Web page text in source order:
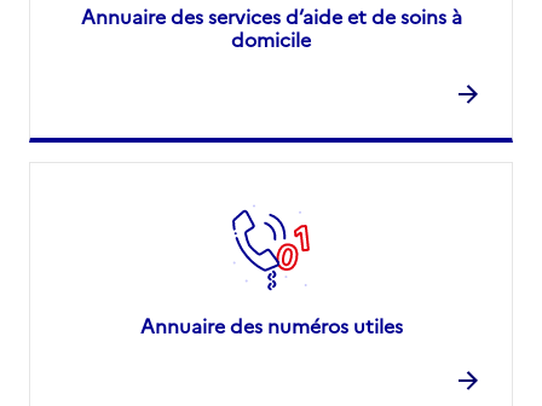
Annuaire des services d’aide et de soins à
domicile
Annuaire des numéros utiles